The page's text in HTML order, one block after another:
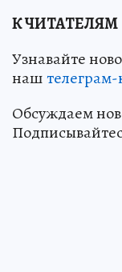
К ЧИТАТЕЛЯМ
Узнавайте
наш
Обсуждаем